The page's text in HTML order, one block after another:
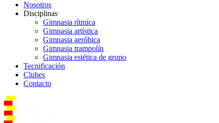
Nosotros
Disciplinas
Gimnasia rítmica
Gimnasia artística
Gimnasia aeróbica
Gimnasia trampolín
Gimnasia estética de grupo
Tecnificación
Clubes
Contacto